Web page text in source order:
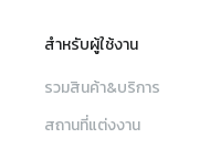
สำหรับผู้ใช้งาน
รวมสินค้า&บริการ
สถานที่แต่งงาน